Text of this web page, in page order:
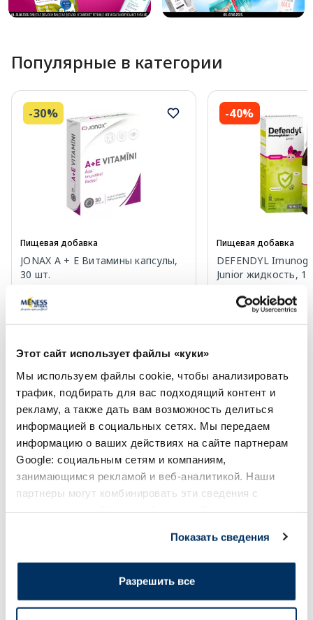
Этот сайт использует файлы «куки»
Мы используем файлы cookie, чтобы анализировать
трафик, подбирать для вас подходящий контент и
рекламу, а также дать вам возможность делиться
информацией в социальных сетях. Мы передаем
информацию о ваших действиях на сайте партнерам
Google: социальным сетям и компаниям,
занимающимся рекламой и веб-аналитикой. Наши
партнеры могут комбинировать эти сведения с
Показать сведения
Разрешить все
Популярные в категории
-30%
Пищевая добавка
JONAX A + E Витамины капсулы,
30 шт.
4.19 €
5.99 €
В корзину
Регулярная цена: 5.99 €
-40%
Пищевая добавка
DEFENDYL
Junior жидкость,
15.89 € 26.49 €
Регулярная цена: 26.49 €
Page 1 of 10
Солнечная защита летом ☀️
Более...
-60% -60%